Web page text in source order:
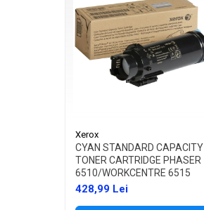
Xerox
CYAN STANDARD CAPACITY
TONER CARTRIDGE PHASER
6510/WORKCENTRE 6515
428,99 Lei